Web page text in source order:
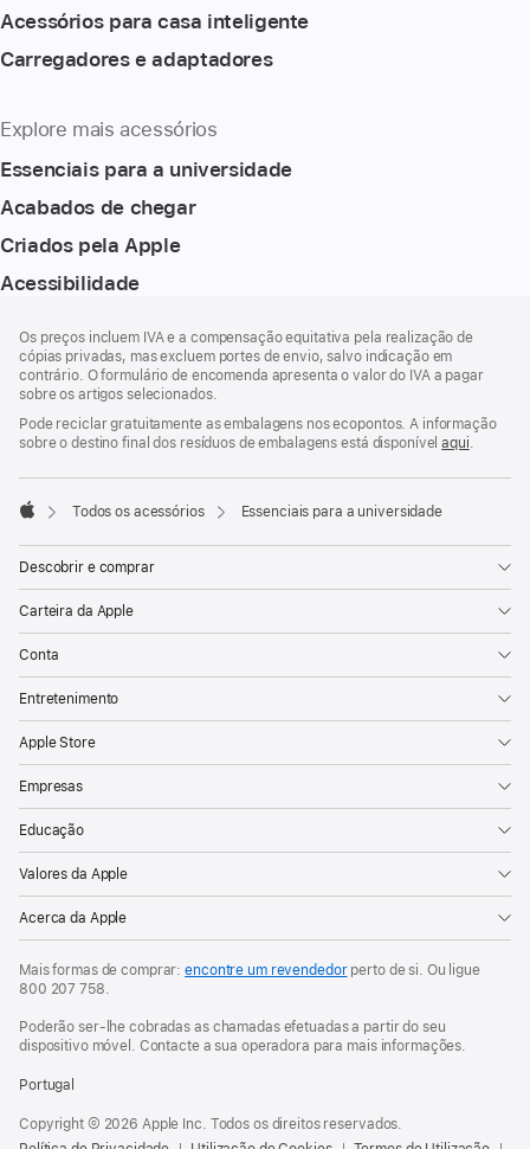
Acessórios para casa inteligente
Carregadores e adaptadores
Explore mais acessórios
Essenciais para a universidade
Acabados de chegar
Criados pela Apple
Acessibilidade
de
rodapé
Os preços incluem IVA e a compensação equitativa pela realização de
cópias privadas, mas excluem portes de envio, salvo indicação em
contrário. O formulário de encomenda apresenta o valor do IVA a pagar
sobre os artigos selecionados.
Pode reciclar gratuitamente as embalagens nos ecopontos. A informação
sobre o destino final dos resíduos de embalagens está disponívelaqui.
Todos os acessórios Essenciais para a universidade
Descobrir e comprar
Carteira da Apple
Conta
Entretenimento
Apple Store
Empresas
Educação
Valores da Apple
Acerca da Apple
Mais formas de comprar:encontre um revendedorperto de si. Ou ligue
800 207 758
Poderão ser-lhe cobradas as chamadas efetuadas a partir do seu
dispositivo móvel. Contacte a sua operadora para mais informações.
Portugal
Copyright © 2026 Apple Inc. Todos os direitos reservados.